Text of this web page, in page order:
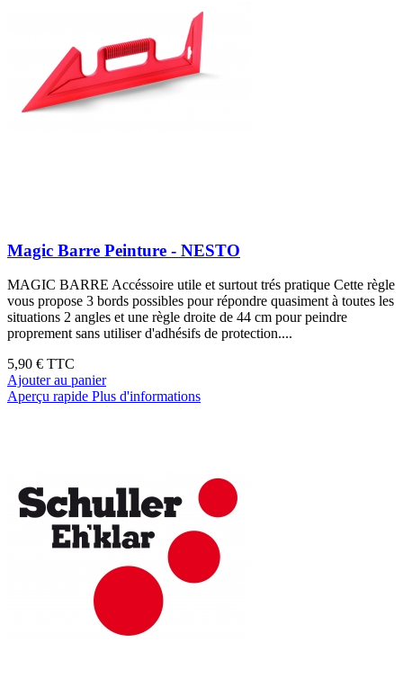
Magic Barre Peinture - NESTO
MAGIC BARRE Accéssoire utile et surtout trés pratique Cette règle
vous propose 3 bords possibles pour répondre quasiment à toutes les
situations 2 angles et une règle droite de 44 cm pour peindre
proprement sans utiliser d'adhésifs de protection....
5,90 € TTC
Ajouter au panier
Aperçu rapide Plus d'informations